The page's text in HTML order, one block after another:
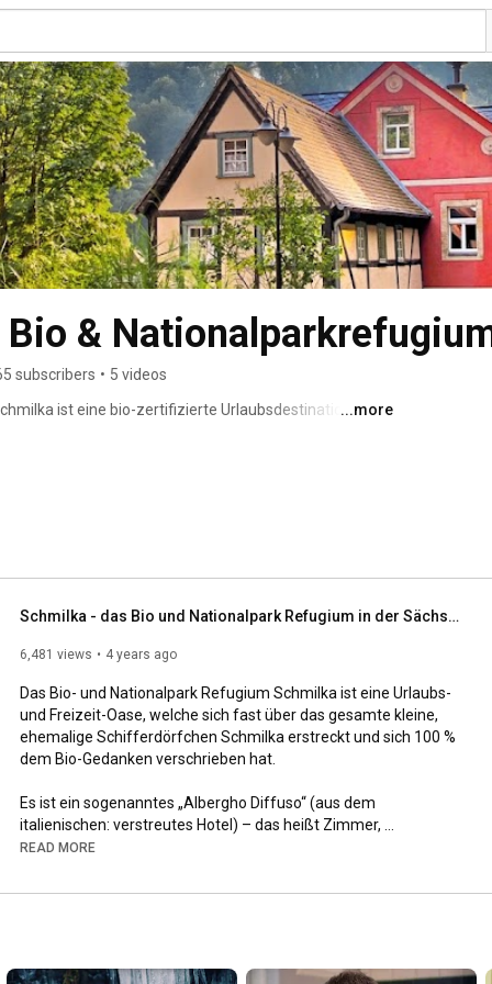
&
subscribers • 5 videos
ist eine bio-zertifizierte Urlaubsdestination im
frische Bio-Kulinarik und vielfältige
liegt unser Fokus auf der Förderung eines
Landwirtschaft sowie des nachhaltigen
...more
Schmilka - das Bio und Nationalpark Refugium in der Sächsischen Schweiz
6,481 views 4 years ago
Das Bio- und Nationalpark Refugium Schmilka ist eine Urlaubs-
und Freizeit-Oase, welche sich fast über das gesamte kleine,
ehemalige Schifferdörfchen Schmilka erstreckt und sich 100 %
dem Bio-Gedanken verschrieben hat.
Es ist ein sogenanntes „Albergho Diffuso“ (aus dem
italienischen: verstreutes Hotel) – das heißt Zimmer,
Apartments, Ferienwohnungen und -häuser, die Rezeption so
Manufakturen sind nicht im gleichen Gebäude untergebracht.
verstreut.
READ MORE